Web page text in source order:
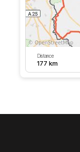
Distance
177 km